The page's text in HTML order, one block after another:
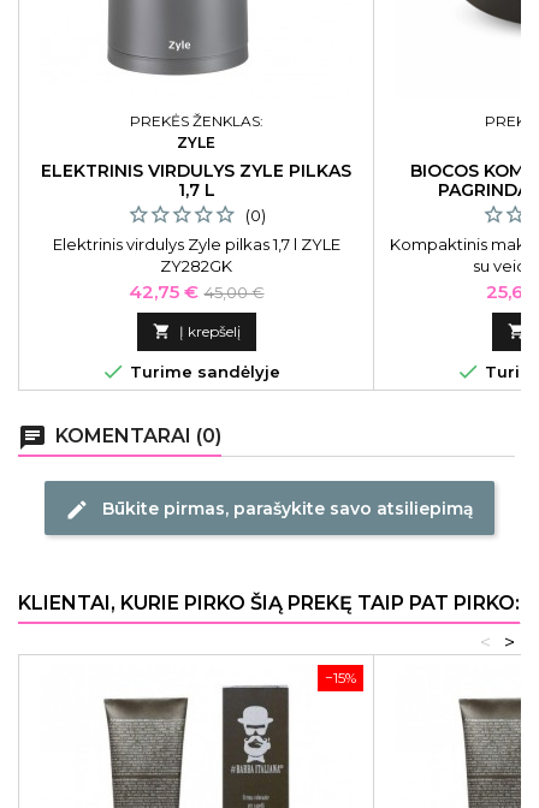
PREKĖS ŽENKLAS:
ZYLE
ELEKTRINIS VIRDULYS ZYLE PILKAS
1,7 L
(0)
Elektrinis virdulys Zyle pilkas 1,7 l ZYLE
ZY282GK
Kaina
42,75 € Bazinė
kaina
45,00 €
 Į krepšelį
 Turime sandėlyje
BIOCOS
Kompaktinis
su
Kaina


chat KOMENTARAI (0)
edit Būkite pirmas, parašykite savo atsiliepimą
KLIENTAI, KURIE PIRKO ŠIĄ PREKĘ TAIP PAT PIRKO:
>
<
−15%